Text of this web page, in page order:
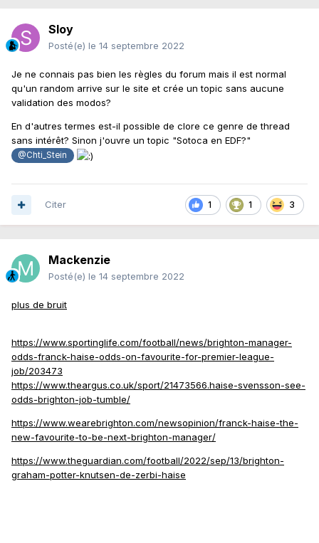
Sloy
Posté(e) le 14 septembre 2022
Je ne connais pas bien les règles du forum mais il est normal
qu'un random arrive sur le site et crée un topic sans aucune
validation des modos?
En d'autres termes est-il possible de clore ce genre de thread
sans intérêt? Sinon j'ouvre un topic "Sotoca en EDF?"
@Chti_Stein
1 1 3
Citer
Mackenzie
Posté(e) le 14 septembre 2022
plus de bruit
https://www.sportinglife.com/football/news/brighton-manager-
odds-franck-haise-odds-on-favourite-for-premier-league-
job/203473
https://www.theargus.co.uk/sport/21473566.haise-svensson-see-
odds-brighton-job-tumble/
https://www.wearebrighton.com/newsopinion/franck-haise-the-
new-favourite-to-be-next-brighton-manager/
https://www.theguardian.com/football/2022/sep/13/brighton-
graham-potter-knutsen-de-zerbi-haise